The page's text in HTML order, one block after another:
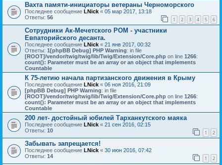
Вахта памяти-инициаторы ветераны Черноморского
Последнее сообщение LNick « 05 мар 2017, 13:18
Ответы: 56 1 2 3 4 5 6
Сотрудники Ак-Мечетского РОМ - участники
Евпаторийского десанта.
Последнее сообщение LNick « 21 янв 2017, 00:32
Ответы: 1[phpBB Debug] PHP Warning: in file
[ROOT]/vendor/twig/twig/lib/Twig/Extension/Core.php on line 1266:
count(): Parameter must be an array or an object that implements
Countable
К 75-летию начала партизанского движения в Крыму
Последнее сообщение LNick « 06 ноя 2016, 21:09
[phpBB Debug] PHP Warning: in file
[ROOT]/vendor/twig/twig/lib/Twig/Extension/Core.php on line 1266:
count(): Parameter must be an array or an object that implements
Countable
200 лет- достойный юбилей Тарханкутского маяка
Последнее сообщение LNick « 21 сен 2016, 02:15
Ответы: 10 1 2
Забывать запрещается!
Последнее сообщение LNick « 30 июн 2016, 07:42
Ответы: 14 1 2